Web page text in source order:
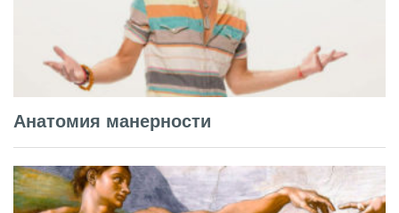
Анатомия манерности